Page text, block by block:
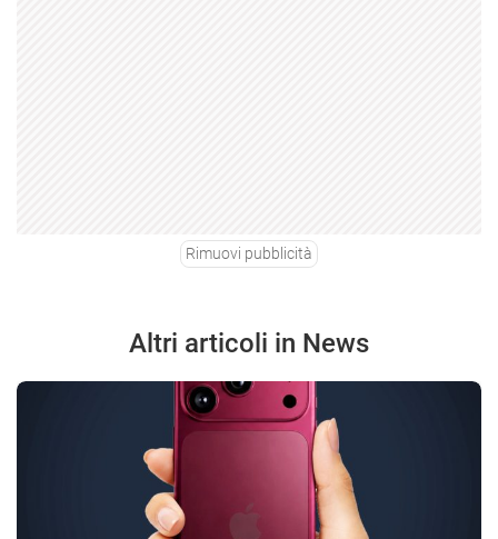
Rimuovi pubblicità
Altri articoli in News